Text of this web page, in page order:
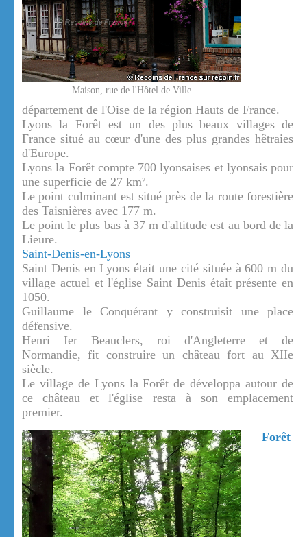
Maison, rue de l'Hôtel de Ville
département de l'Oise de la région Hauts de France.
Lyons la Forêt est un des plus beaux villages de
France situé au cœur d'une des plus grandes hêtraies
d'Europe.
Lyons la Forêt compte 700 lyonsaises et lyonsais pour
une superficie de 27 km².
Le point culminant est situé près de la route forestière
des Taisnières avec 177 m.
Le point le plus bas à 37 m d'altitude est au bord de la
Lieure.
Saint-Denis-en-Lyons
Saint Denis en Lyons était une cité située à 600 m du
village actuel et l'église Saint Denis était présente en
1050.
Guillaume le Conquérant y construisit une place
défensive.
Henri Ier Beauclers, roi d'Angleterre et de
Normandie, fit construire un château fort au XIIe
siècle.
Le village de Lyons la Forêt de développa autour de
ce château et l'église resta à son emplacement
premier.
Forêt